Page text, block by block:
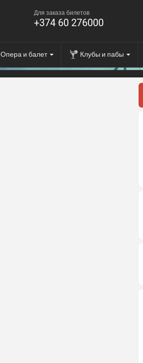
Для заказа билетов
+374 60 276000
Опера и балет Клубы и пабы